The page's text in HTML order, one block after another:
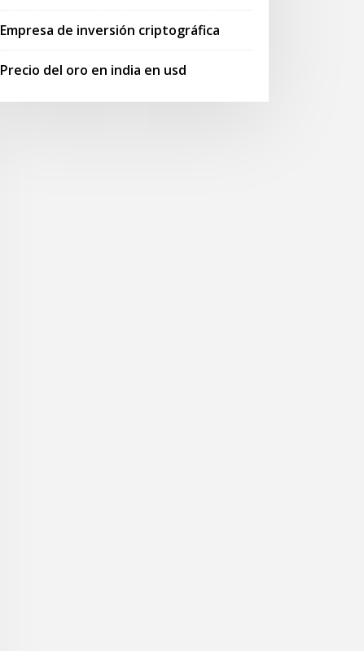
Empresa de inversión criptográfica
Precio del oro en india en usd